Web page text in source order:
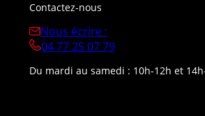
Contactez-nous
Nous écrire :
04 77 25 07 79
Du mardi au samedi : 10h-12h et